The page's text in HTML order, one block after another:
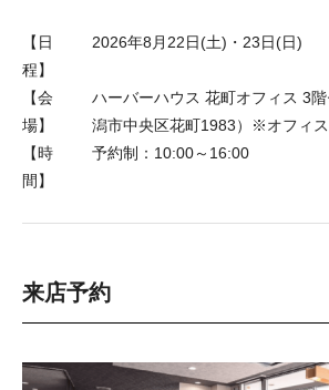
【日
程】
2026年8月22日(土)・23日(日)
【会
場】
ハーバーハウス 花町オフィス 3
潟市中央区花町1983）※オフィ
【時
間】
予約制：10:00～16:00
来店予約